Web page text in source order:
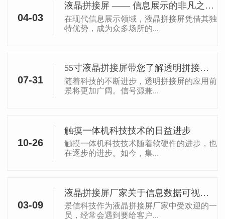
04-03
液晶拼接屏 —— 信息展示的非凡之选！
在现代信息展示领域，液晶拼接屏凭借其独
特优势，成为众多场所的...
07-31
55寸液晶拼接屏带您了解透明拼接屏的信号源兼容性问题（下）！
随着科技的不断进步，透明拼接屏的应用前
景将更加广阔。信号源兼...
10-26
触摸一体机科技技术的日益进步
触摸一体机科技技术随着软硬件的进步，也
在逐步的进步。如今，集...
03-09
液晶拼接屏厂家关于信息数据可视化的方案设计
景信科技作为液晶拼接屏厂家中受欢迎的一
员，经常会遇到要给客户...